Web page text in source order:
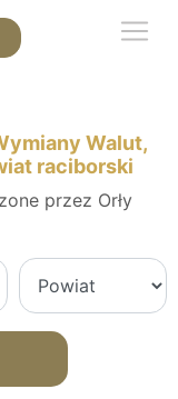
Walut,
raciborski
przez Orły